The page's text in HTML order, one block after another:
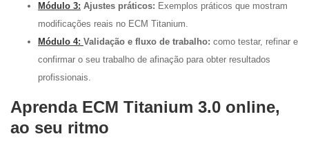
Módulo 3: Ajustes práticos: Exemplos práticos que mostram
modificações reais no ECM Titanium.
Módulo 4: Validação e fluxo de trabalho: como testar, refinar e
confirmar o seu trabalho de afinação para obter resultados
profissionais.
Aprenda ECM Titanium 3.0 online,
ao seu ritmo